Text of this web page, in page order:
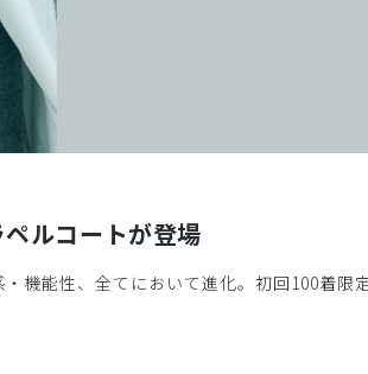
ルコートが登場
機能性、全てにおいて進化。初回100着限定